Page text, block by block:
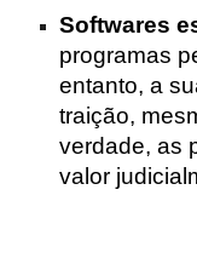
Softwares
programas
entanto, a
traição,
verdade, as
valor